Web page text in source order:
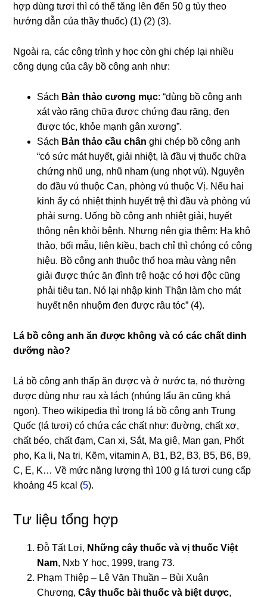
hợp dùng tươi thì có thể tăng lên đến 50 g tùy theo
hướng dẫn của thầy thuốc) (1) (2) (3).
Ngoài ra, các công trình y học còn ghi chép lại nhiều
công dụng của cây bồ công anh như:
Sách Bản thảo cương mục: “dùng bồ công anh
xát vào răng chữa được chứng đau răng, đen
được tóc, khỏe mạnh gân xương”.
Sách Bản thảo cầu chânghi chép bồ công anh
“có sức mát huyết, giải nhiệt, là đầu vị thuốc chữa
chứng nhũ ung, nhũ nham (ung nhọt vú). Nguyên
do đầu vú thuộc Can, phòng vú thuộc Vị. Nếu hai
kinh ấy có nhiệt thịnh huyết trệ thì đầu và phòng vú
phải sưng. Uống bồ công anh nhiệt giải, huyết
thông nên khỏi bệnh. Nhưng nên gia thêm: Hạ khô
thảo, bối mẫu, liên kiều, bạch chỉ thì chóng có công
hiệu. Bồ công anh thuộc thổ hoa màu vàng nên
giải được thức ăn đình trệ hoặc có hơi độc cũng
phải tiêu tan. Nó lại nhập kinh Thận làm cho mát
huyết nên nhuộm đen được râu tóc” (4).
Lá bồ công anh ăn được không và có các chất dinh
dưỡng nào?
Lá bồ công anh thấp ăn được và ở nước ta, nó thường
được dùng như rau xà lách (nhúng lẩu ăn cũng khá
ngon). Theo wikipedia thì trong lá bồ công anh Trung
Quốc (lá tươi) có chứa các chất như: đường, chất xơ,
chất béo, chất đạm, Can xi, Sắt, Ma giê, Man gan, Phốt
pho, Ka li, Na tri, Kẽm, vitamin A, B1, B2, B3, B5, B6, B9,
C, E, K… Về mức năng lượng thì 100 g lá tươi cung cấp
khoảng 45 kcal (5).
Tư liệu tổng hợp
Đỗ Tất Lợi, Những cây thuốc và vị thuốc Việt
Nam, Nxb Y học, 1999, trang 73.
Phạm Thiệp – Lê Văn Thuần – Bùi Xuân
Chương,Cây thuốc bài thuốc và biệt dược,